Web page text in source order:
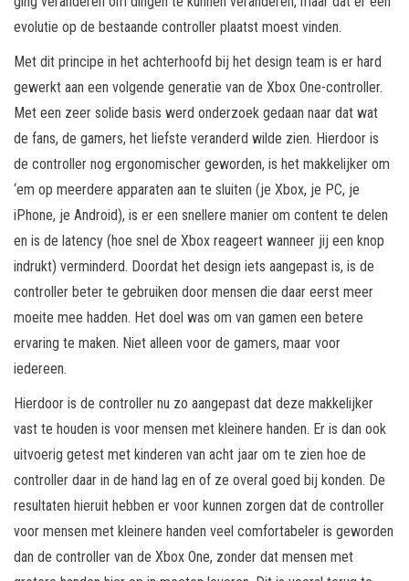
evolutie op de bestaande controller plaatst moest vinden.
Met dit principe in het achterhoofd bij het design team is er hard
gewerkt aan een volgende generatie van de Xbox One-controller.
Met een zeer solide basis werd onderzoek gedaan naar dat wat
de fans, de gamers, het liefste veranderd wilde zien. Hierdoor is
de controller nog ergonomischer geworden, is het makkelijker om
‘em op meerdere apparaten aan te sluiten (je Xbox, je PC, je
iPhone, je Android), is er een snellere manier om content te delen
en is de latency (hoe snel de Xbox reageert wanneer jij een knop
indrukt) verminderd. Doordat het design iets aangepast is, is de
controller beter te gebruiken door mensen die daar eerst meer
moeite mee hadden. Het doel was om van gamen een betere
ervaring te maken. Niet alleen voor de gamers, maar voor
iedereen.
Hierdoor is de controller nu zo aangepast dat deze makkelijker
vast te houden is voor mensen met kleinere handen. Er is dan ook
uitvoerig getest met kinderen van acht jaar om te zien hoe de
controller daar in de hand lag en of ze overal goed bij konden. De
resultaten hieruit hebben er voor kunnen zorgen dat de controller
voor mensen met kleinere handen veel comfortabeler is geworden
dan de controller van de Xbox One, zonder dat mensen met